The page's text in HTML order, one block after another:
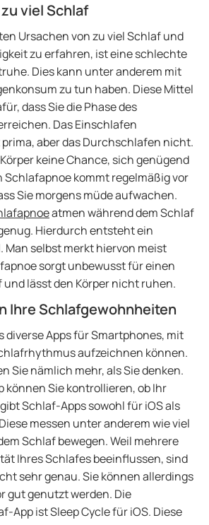
viel Schlaf
Ursachen von zu viel Schlaf und
zu erfahren, ist eine schlechte
Dies kann unter anderem mit
zu tun haben. Diese Mittel
dass Sie die Phase des
Das Einschlafen
aber das Durchschlafen nicht.
keine Chance, sich genügend
kommt regelmäßig vor
Sie morgens müde aufwachen.
atmen während dem Schlaf
Hierdurch entsteht ein
Man selbst merkt hiervon meist
sorgt unbewusst für einen
lässt den Körper nicht ruhen.
Ihre Schlafgewohnheiten
diverse Apps für Smartphones, mit
aufzeichnen können.
Sie nämlich mehr, als Sie denken.
können Sie kontrollieren, ob Ihr
Schlaf-Apps sowohl für iOS als
messen unter anderem wie viel
Schlaf bewegen. Weil mehrere
Ihres Schlafes beeinflussen, sind
sehr genau. Sie können allerdings
gut genutzt werden. Die
App ist Sleep Cycle für iOS. Diese